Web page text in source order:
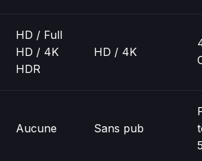
HD / Full
HD / 4K
HDR
HD / 4K
Aucune Sans pub